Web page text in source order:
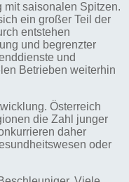
mit saisonalen Spitzen.
ein großer Teil der
entstehen
und begrenzter
und
Betrieben weiterhin
Österreich
die Zahl junger
daher
oder